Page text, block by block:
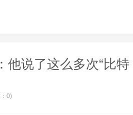
他说了这么多次“比特
0)